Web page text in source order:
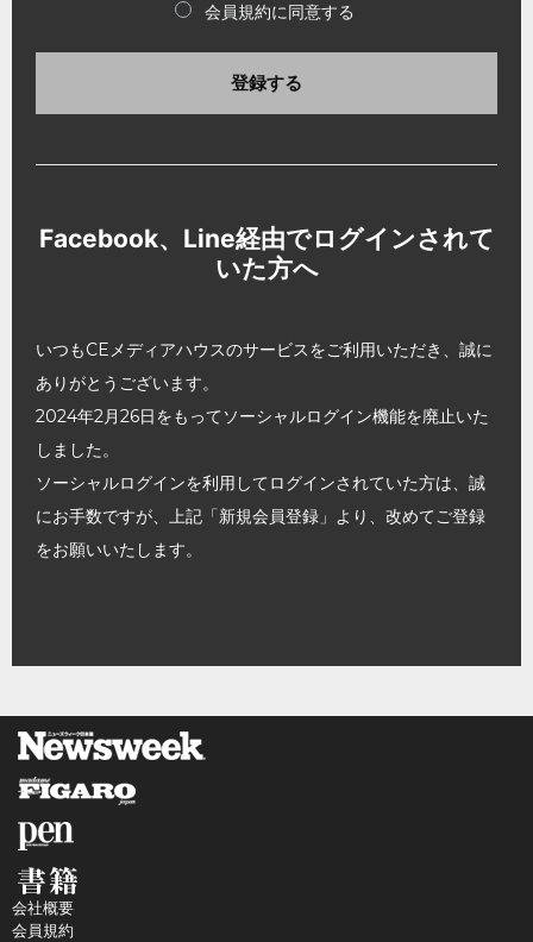
会員規約に同意する
登録する
Facebook、Line経由でログインされて
いた方へ
いつもCEメディアハウスのサービスをご利用いただき、誠に
ありがとうございます。
2024年2月26日をもってソーシャルログイン機能を廃止いた
しました。
ソーシャルログインを利用してログインされていた方は、誠
にお手数ですが、上記「新規会員登録」より、改めてご登録
をお願いいたします。
会社概要
会員規約